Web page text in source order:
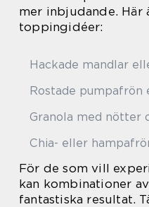
mer inbjudande. Här
toppingidéer:
Hackade mandlar
Rostade pumpafrön
Granola med nötter
Chia- eller
För de som vill
kan kombinationer
fantastiska resultat.